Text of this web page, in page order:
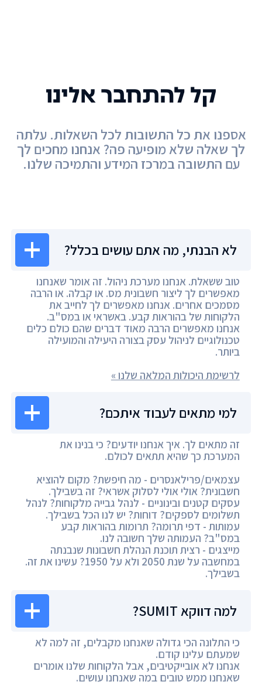
לא הבנתי, מה אתם עושים בכלל?
טוב ששאלת. אנחנו מערכת ניהול. זה אומר שאנחנו
מאפשרים לך ליצור חשבונית מס. או קבלה. או הרבה
מסמכים אחרים. אנחנו מאפשרים לך לחייב את
הלקוחות של בהוראות קבע. באשראי או במס"ב.
אנחנו מאפשרים הרבה מאוד דברים שהם כולם כלים
טכנולוגיים לניהול עסק בצורה היעילה והמועילה
ביותר.
לרשימת היכולות המלאה שלנו »
למי מתאים לעבוד איתכם?
זה מתאים לך. איך אנחנו יודעים? כי בנינו את
המערכת כך שהיא תתאים לכולם.
עצמאים/פרילאנסרים - מה חיפשת? מקום להוציא
חשבונית? אולי אולי לסלוק אשראי? זה בשבילך.
עסקים קטנים ובינוניים - לנהל גבייה מלקוחות? לנהל
תשלומים לספקים? דוחות? יש לנו הכל בשבילך.
עמותות - דפי תרומה? תרומות בהוראות קבע
במס"ב? העמותה שלך חשובה לנו.
מייצגים - רצית תוכנת הנהלת חשבונות שנבנתה
במחשבה על שנת 2050 ולא על 1950? עשינו את זה.
בשבילך.
למה דווקא SUMIT?
כי התלונה הכי גדולה שאנחנו מקבלים, זה למה לא
שמעתם עלינו קודם.
אנחנו לא אובייקטיבים, אבל הלקוחות שלנו אומרים
שאנחנו ממש טובים במה שאנחנו עושים.
קל להתחבר אלינו
אספנו את כל התשובות לכל השאלות. עלתה
לך שאלה שלא מופיעה פה? אנחנו מחכים לך
עם התשובה במרכז המידע והתמיכה שלנו.